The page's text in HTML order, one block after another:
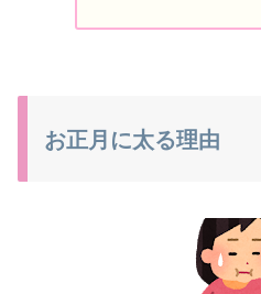
お正月に太る理由